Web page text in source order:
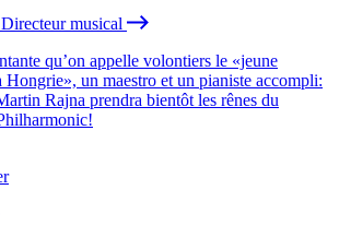
musical
qu’on appelle volontiers le «jeune
Hongrie», un maestro et un pianiste accompli:
Rajna prendra bientôt les rênes du